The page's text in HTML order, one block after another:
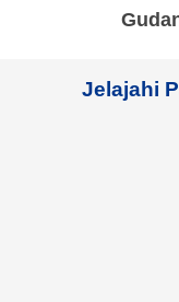
Jelajahi